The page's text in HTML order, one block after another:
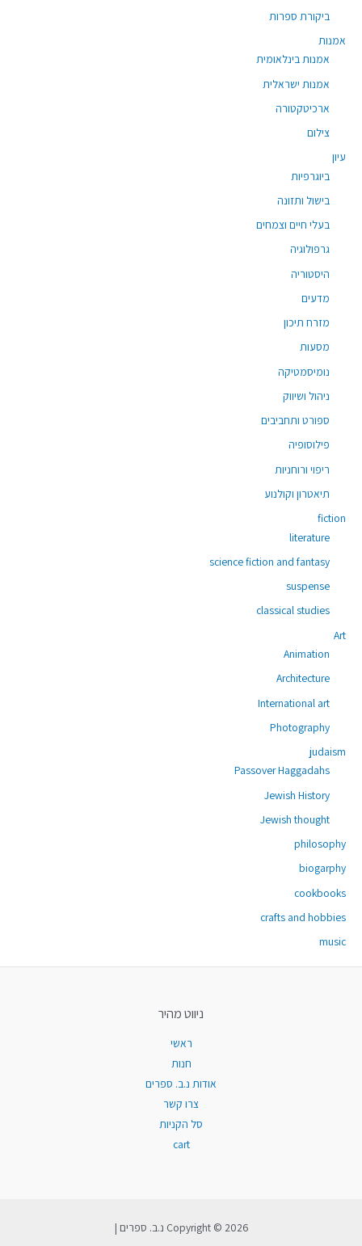
ביקורת ספרות
אמנות
אמנות בינלאומית
אמנות ישראלית
ארכיטקטורה
צילום
עיון
ביוגרפיות
בישול ותזונה
בעלי חיים וצמחים
גרפולוגיה
היסטוריה
מדעים
מזרח תיכון
מסעות
נומיסמטיקה
ניהול ושיווק
ספורט ותחביבים
פילוסופיה
ריפוי ורוחניות
תיאטרון וקולנוע
fiction
literature
science fiction and fantasy
suspense
classical studies
Art
Animation
Architecture
International art
Photography
judaism
Passover Haggadahs
Jewish History
Jewish thought
philosophy
biogarphy
cookbooks
crafts and hobbies
music
ניווט מהיר
ראשי
חנות
אודות נ.ב. ספרים
צרו קשר
סל הקניות
cart
Copyright © 2026 נ.ב. ספרים |